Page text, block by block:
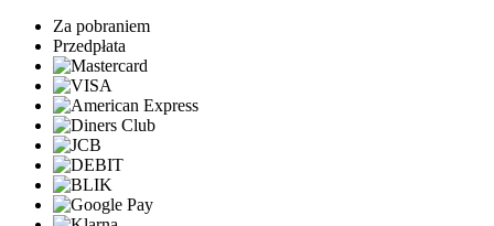
Za pobraniem
Przedpłata